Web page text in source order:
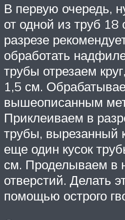
В первую очередь,
от одной из труб
разрезе
обработать
трубы отрезаем
1,5 см.
вышеописанным
Приклеиваем в
трубы, вырезанный
еще один кусок
см. Проделываем в
отверстий. Делать
помощью острого